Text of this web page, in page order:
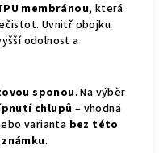
membránou, která
Uvnitř obojku
odolnost a
sponou. Na výběr
chlupů – vhodná
varianta bez této
.